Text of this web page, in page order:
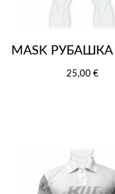
MASK
25,00 €